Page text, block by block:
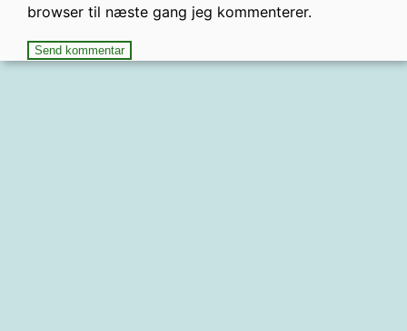
browser til næste gang jeg kommenterer.